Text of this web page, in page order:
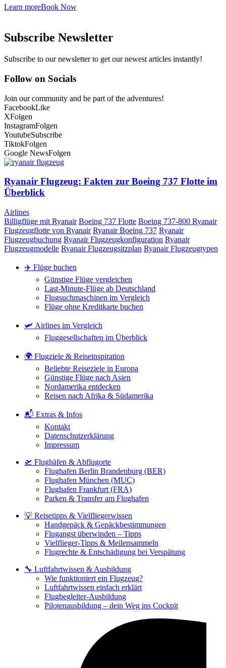
Learn moreBook Now
Subscribe Newsletter
Subscribe to our newsletter to get our newest articles instantly!
Follow on Socials
Join our community and be part of the adventures!
FacebookLike
XFolgen
InstagramFolgen
YoutubeSubscribe
TiktokFolgen
Google NewsFolgen
Ryanair Flugzeug: Fakten zur Boeing 737 Flotte im
Überblick
Airlines
Billigflüge mit Ryanair Boeing 737 Flotte Boeing 737-800 Ryanair
Flugzeugflotte von Ryanair Ryanair Boeing 737 Ryanair
Flugzeugbuchung Ryanair Flugzeugkonfiguration Ryanair
Flugzeugmodelle Ryanair Flugzeugsitzplan Ryanair Flugzeugtypen
✈️ Flüge buchen
Günstige Flüge vergleichen
Last-Minute-Flüge ab Deutschland
Flugsuchmaschinen im Vergleich
Flüge ohne Kreditkarte buchen
🛩️ Airlines im Vergleich
Fluggesellschaften im Überblick
🌍 Flugziele & Reiseinspiration
Beliebte Reiseziele in Europa
Günstige Flüge nach Asien
Nordamerika entdecken
Reisen nach Afrika & Südamerika
📬 Extras & Infos
Kontakt
Datenschutzerklärung
Impressum
🛫 Flughäfen & Abflugorte
Flughafen Berlin Brandenburg (BER)
Flughafen München (MUC)
Flughafen Frankfurt (FRA)
Parken & Transfer am Flughafen
💡 Reisetipps & Vielfliegerwissen
Handgepäck & Gepäckbestimmungen
Flugangst überwinden – Tipps
Vielflieger-Tipps & Meilensammeln
Flugrechte & Entschädigung bei Verspätung
🔧 Luftfahrtwissen & Ausbildung
Wie funktioniert ein Flugzeug?
Luftfahrtwissen einfach erklärt
Flugbegleiter-Ausbildung
Pilotenausbildung – dein Weg ins Cockpit